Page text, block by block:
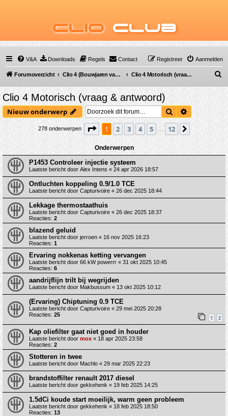
Clio Club
V&A Downloads Regels Contact Aanmelden
Registreer
Forumoverzicht Clio 4 (Bouwjaren van 2012 tot 2019) Clio 4 Motorisch (vraag & antwoord)
o
Clio 4 Motorisch (vraag & antwoord)
Nieuw onderwerp Zoek
278 onderwerpen Pagina van12
1 2 3 4 5 12
Onderwerpen
P1453 Controleer injectie systeem
Laatste bericht door Alex Intens « 24 apr 2026 18:57
Ontluchten koppeling 0.9/1.0 TCE
Laatste bericht door Capturivoire « 26 dec 2025 18:44
Lekkage thermostaathuis
Laatste bericht door Capturivoire « 26 dec 2025 18:37
Reacties: 2
blazend geluid
Laatste bericht door jerroen « 16 nov 2025 16:23
Reacties: 1
Ervaring nokkenas ketting vervangen
Laatste bericht door 66 kW powerrr « 31 okt 2025 10:45
Reacties: 6
aandrijflijn trilt bij wegrijden
Laatste bericht door Makbussum « 13 okt 2025 10:12
(Ervaring) Chiptuning 0.9 TCE
Laatste bericht door Capturivoire « 29 mei 2025 20:28
Reacties: 25 1 2
Kap oliefilter gaat niet goed in houder
Laatste bericht door mox « 18 apr 2025 23:58
Reacties: 2
Stotteren in twee
Laatste bericht door Machlo « 29 mar 2025 22:23
brandstoffilter renault 2017 diesel
Laatste bericht door gekkehenk « 19 feb 2025 14:25
1.5dCi koude start moeilijk, warm geen probleem
Laatste bericht door gekkehenk « 18 feb 2025 18:50
Reacties: 13